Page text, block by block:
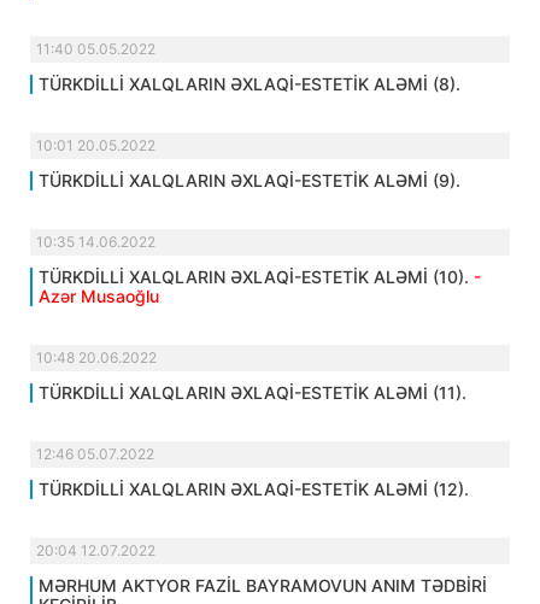
11:40 05.05.2022
TÜRKDİLLİ XALQLARIN ƏXLAQİ-ESTETİK ALƏMİ (8).
10:01 20.05.2022
TÜRKDİLLİ XALQLARIN ƏXLAQİ-ESTETİK ALƏMİ (9).
10:35 14.06.2022
TÜRKDİLLİ XALQLARIN ƏXLAQİ-ESTETİK ALƏMİ (10). -
Azər Musaoğlu
10:48 20.06.2022
TÜRKDİLLİ XALQLARIN ƏXLAQİ-ESTETİK ALƏMİ (11).
12:46 05.07.2022
TÜRKDİLLİ XALQLARIN ƏXLAQİ-ESTETİK ALƏMİ (12).
20:04 12.07.2022
MƏRHUM AKTYOR FAZİL BAYRAMOVUN ANIM TƏDBİRİ